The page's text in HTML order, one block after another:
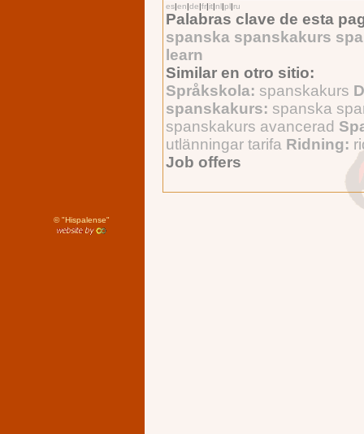
©"Hispalense"
es|en|de|fr|it|nl|pl|ru
Palabras clave de esta
spanska spanskakurs
learn
Similar en otro sitio:
Språkskola: spanskakurs
spanskakurs: spanska
spanskakurs avancerad
utlänningar tarifa Ridning:
Job offers